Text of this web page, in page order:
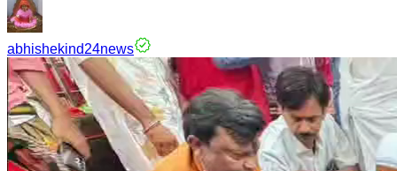
abhishekind24news